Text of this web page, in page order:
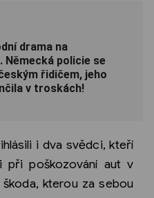
drama na
Německá policie se
řidičem, jeho
v troskách!
i dva svědci, kteří
při poškozování aut v
kterou za sebou